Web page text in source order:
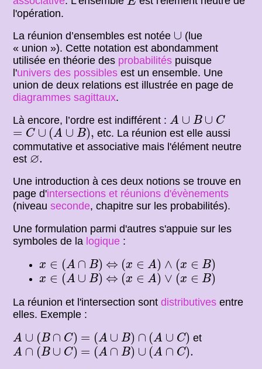
l'opération.
La réunion d’ensembles est notée ∪
∪ (lue
« union »). Cette notation est abondamment
utilisée en théorie des probabilités puisque
l'univers des possibles est un ensemble. Une
union de deux relations est illustrée en page de
diagrammes sagittaux.
Là encore, l’ordre est indifférent : A ∪ B ∪ C
A ∪ B ∪ C
= C ∪ (A ∪ B),
=C∪(A∪B),
etc. La réunion est elle aussi
commutative et associative mais l'élément neutre
est ∅.
∅
Une introduction à ces deux notions se trouve en
page d'intersections et réunions d'évènements
(niveauseconde, chapitre sur les probabilités).
Une formulation parmi d'autres s'appuie sur les
symboles de la logique :
x ∈ (A ∩ B)
∈( A ∩ B) ⇔
⇔ (x ∈ A) ∧ (x ∈ B)
(x ∈A )∧ x ∈ )
x ∈ (A ∪ B)
x ∈( A∪ B) ⇔
⇔ (x ∈ A) ∨ (x ∈ B)
(x ∈A)∨ ( x ∈B )
La réunion et l'intersection sontdistributives entre
elles. Exemple :
A ∪ (B ∩ C)
A ∪ ( B ∩ C) = (A ∪ B) ∩ (A ∪ C)
A ∪ B ) ∩(A∪C)
et
A ∩ (B ∪ C)
A∩( B∪ C) = (A ∩ B) ∪ (A ∩ C).
A∩ B) ∪(A ∩C) .